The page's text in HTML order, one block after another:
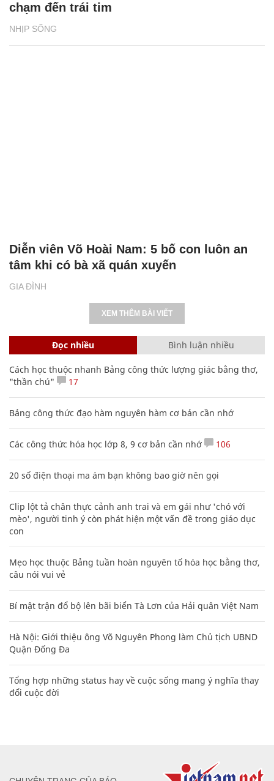
NHỊP SỐNG
chạm đến trái tim
GIA ĐÌNH
Diễn viên Võ Hoài Nam: 5 bố con luôn an
tâm khi có bà xã quán xuyến
XEM THÊM BÀI VIẾT
Đọc nhiều Bình luận nhiều
Cách học thuộc nhanh Bảng công thức lượng giác bằng thơ,
"thần chú"
17
Bảng công thức đạo hàm nguyên hàm cơ bản cần nhớ
Các công thức hóa học lớp 8, 9 cơ bản cần nhớ 106
20 số điện thoại ma ám bạn không bao giờ nên gọi
Clip lột tả chân thực cảnh anh trai và em gái như 'chó với
mèo', người tinh ý còn phát hiện một vấn đề trong giáo dục
con
Mẹo học thuộc Bảng tuần hoàn nguyên tố hóa học bằng thơ,
câu nói vui vẻ
Bí mật trận đổ bộ lên bãi biển Tà Lơn của Hải quân Việt Nam
Hà Nội: Giới thiệu ông Võ Nguyên Phong làm Chủ tịch UBND
Quận Đống Đa
Tổng hợp những status hay về cuộc sống mang ý nghĩa thay
đổi cuộc đời